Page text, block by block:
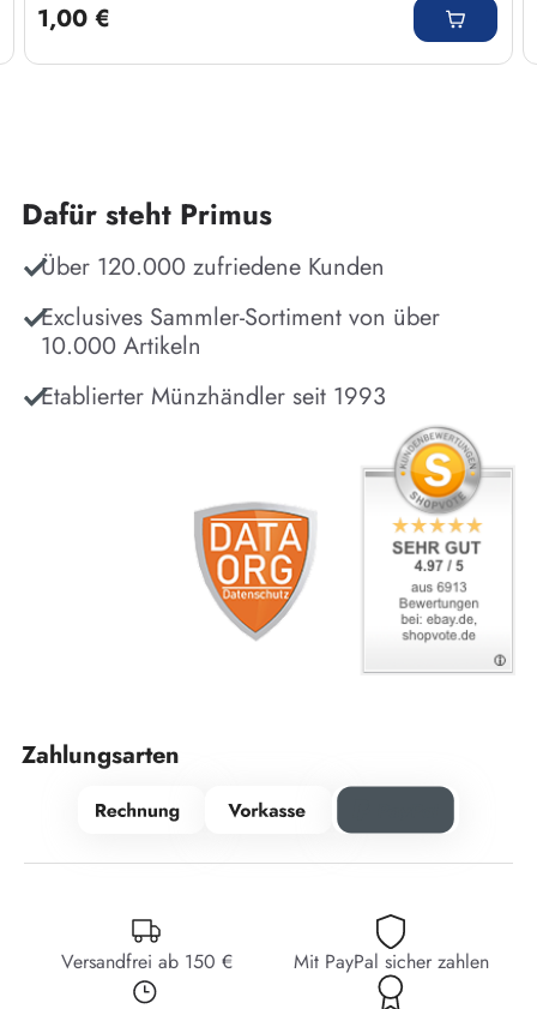
1,00 €
Dafür steht Primus
Über 120.000 zufriedene Kunden
Exclusives Sammler-Sortiment von über
10.000 Artikeln
Etablierter Münzhändler seit 1993
Zahlungsarten
Versandfrei ab 150 € Mit PayPal sicher zahlen